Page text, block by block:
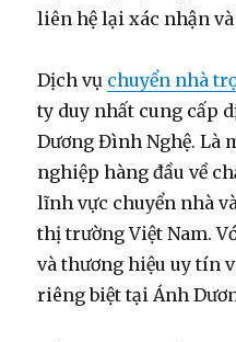
liên hệ lại xác nhận
Dịch vụ chuyển nhà
ty duy nhất cung cấp
Dương Đình Nghệ. Là
nghiệp hàng đầu về
lĩnh vực chuyển nhà
thị trường Việt Nam.
và thương hiệu uy tín
riêng biệt tại Ánh